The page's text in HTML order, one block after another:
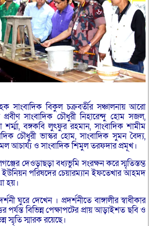
সাংবাদিক বিকুল চক্রবর্তীর সঞ্চালনায় আরো
সাংবাদিক চৌধুরী নিহারেন্দু হোম সজল,
শর্ম্মা, বঙ্গকবি লুৎফুর রহমান, সাংবাদিক শামীম
চৌধুরী ভাস্কর হোম, সাংবাদিক সুমন বৈদ্য,
আচার্য্য ও সাংবাদিক শিমুল তরফদার প্রমূখ।
দেওড়াছড়া বধ্যভুমি সংরক্ষন করে স্মৃতিস্তম্ভ
ইউনিয়ন পরিষদের চেয়ারম্যান ইফতেখার আহমদ
হয়।
ঘুরে দেখেন । প্রদর্শনীতে বাঙ্গালীর স্বাধীকার
বিভিন্ন পেক্ষাপটের প্রায় আড়াইশত ছবি ও
স্মৃতি স্মারক রয়েছে।